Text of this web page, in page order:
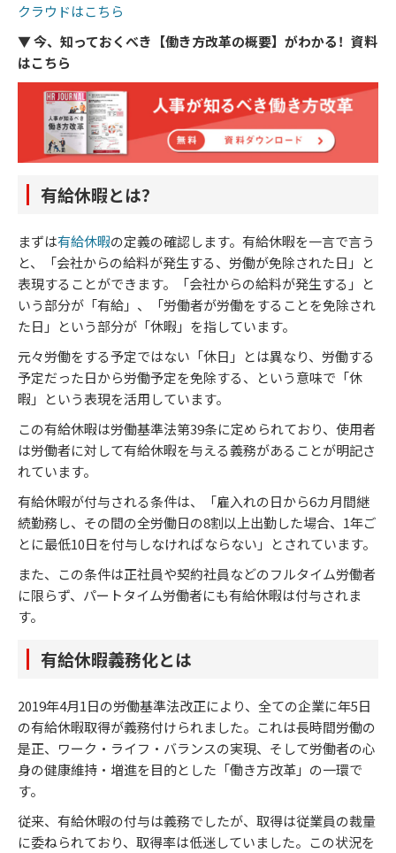
クラウドはこちら
▼ 今、知っておくべき【働き方改革の概要】がわかる！資料
はこちら
有給休暇とは？
まずは有給休暇の定義の確認します。有給休暇を一言で言う
と、「会社からの給料が発生する、労働が免除された日」と
表現することができます。「会社からの給料が発生する」と
いう部分が「有給」、「労働者が労働をすることを免除され
た日」という部分が「休暇」を指しています。
元々労働をする予定ではない「休日」とは異なり、労働する
予定だった日から労働予定を免除する、という意味で「休
暇」という表現を活用しています。
この有給休暇は労働基準法第39条に定められており、使用者
は労働者に対して有給休暇を与える義務があることが明記さ
れています。
有給休暇が付与される条件は、「雇入れの日から6カ月間継
続勤務し、その間の全労働日の8割以上出勤した場合、1年ご
とに最低10日を付与しなければならない」とされています。
また、この条件は正社員や契約社員などのフルタイム労働者
に限らず、パートタイム労働者にも有給休暇は付与されま
す。
有給休暇義務化とは
2019年4月1日の労働基準法改正により、全ての企業に年5日
の有給休暇取得が義務付けられました。これは長時間労働の
是正、ワーク・ライフ・バランスの実現、そして労働者の心
身の健康維持・増進を目的とした「働き方改革」の一環で
す。
従来、有給休暇の付与は義務でしたが、取得は従業員の裁量
に委ねられており、取得率は低迷していました。この状況を